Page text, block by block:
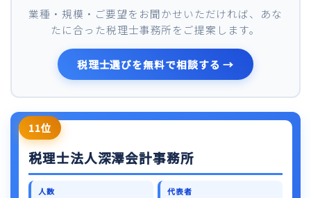
業種・規模・ご要望をお聞かせいただければ、あな
たに合った税理士事務所をご提案します。
税理士選びを無料で相談する →
11位
税理士法人深澤会計事務所
人数 代表者